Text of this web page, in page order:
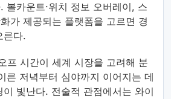
볼카운트·위치 정보 오버레이, 스
가 제공되는 플랫폼을 고르면 경
른다.
프 시간이 세계 시장을 고려해 분
른 저녁부터 심야까지 이어지는 데
빛난다. 전술적 관점에서는 와이